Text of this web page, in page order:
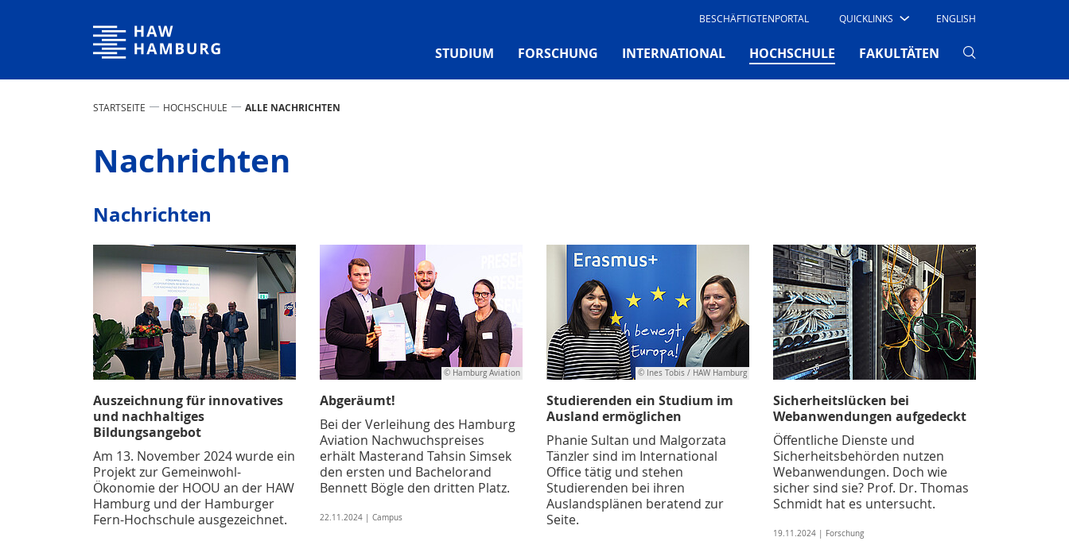
Hochschule für Angewandte Wissenschaften Hamburg BESCHÄFTIGTENPORTAL QUICKLINKS ENGLISH
STUDIUM FORSCHUNG INTERNATIONAL HOCHSCHULE (CURRENT)
FAKULTÄTEN
STARTSEITE HOCHSCHULE ALLE NACHRICHTEN
Nachrichten
Nachrichten
Auszeichnung für innovatives
und nachhaltiges
Bildungsangebot
Am 13. November 2024 wurde ein
Projekt zur Gemeinwohl-
Ökonomie der HOOU an der HAW
Hamburg und der Hamburger
Fern-Hochschule ausgezeichnet.
© Hamburg Aviation
Abgeräumt!
Bei der Verleihung des Hamburg
Aviation Nachwuchspreises
erhält Masterand Tahsin Simsek
den ersten und Bachelorand
Bennett Bögle den dritten Platz.
22.11.2024 | Campus
© Ines Tobis / HAW Hamburg
Studierenden ein Studium im
Ausland ermöglichen
Phanie Sultan und Malgorzata
Tänzler sind im International
Office tätig und stehen
Studierenden bei ihren
Auslandsplänen beratend zur
Seite.
Sicherheitslücken bei
Webanwendungen aufgedeckt
Öffentliche Dienste und
Sicherheitsbehörden nutzen
Webanwendungen. Doch wie
sicher sind sie? Prof. Dr. Thomas
Schmidt hat es untersucht.
19.11.2024 | Forschung